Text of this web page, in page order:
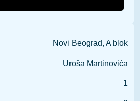
Novi Beograd, A blok
Uroša Martinovića
1